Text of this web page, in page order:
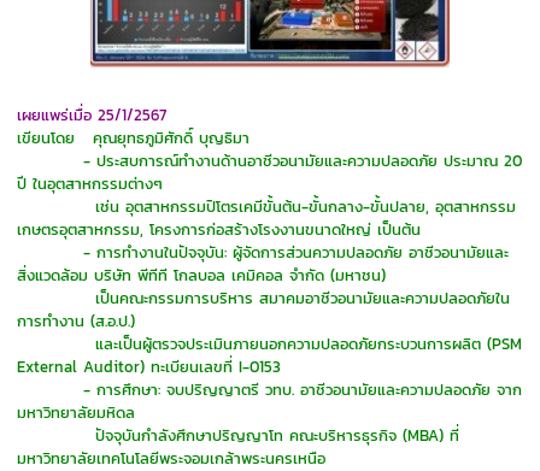
เผยแพร่เมื่อ 25/1/2567
เขียนโดย คุณยุทธภูมิศักดิ์ บุญธิมา
- ประสบการณ์ทำงานด้านอาชีวอนามัยและความปลอดภัย ประมาณ 20
ปี ในอุตสาหกรรมต่างๆ
เช่น อุตสาหกรรมปิโตรเคมีขั้นต้น-ขั้นกลาง-ขั้นปลาย, อุตสาหกรรม
เกษตรอุตสาหกรรม, โครงการก่อสร้างโรงงานขนาดใหญ่ เป็นต้น
- การทำงานในปัจจุบัน: ผู้จัดการส่วนความปลอดภัย อาชีวอนามัยและ
สิ่งแวดล้อม บริษัท พีทีที โกลบอล เคมิคอล จำกัด (มหาชน)
เป็นคณะกรรมการบริหาร สมาคมอาชีวอนามัยและความปลอดภัยใน
การทำงาน (ส.อ.ป.)
และเป็นผู้ตรวจประเมินภายนอกความปลอดภัยกระบวนการผลิต (PSM
External Auditor) ทะเบียนเลขที่ I-0153
- การศึกษา: จบปริญญาตรี วทบ. อาชีวอนามัยและความปลอดภัย จาก
มหาวิทยาลัยมหิดล
ปัจจุบันกำลังศึกษาปริญญาโท คณะบริหารธุรกิจ (MBA) ที่
มหาวิทยาลัยเทคโนโลยีพระจอมเกล้าพระนครเหนือ